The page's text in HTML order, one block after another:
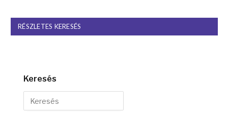
RÉSZLETES KERESÉS
Keresés